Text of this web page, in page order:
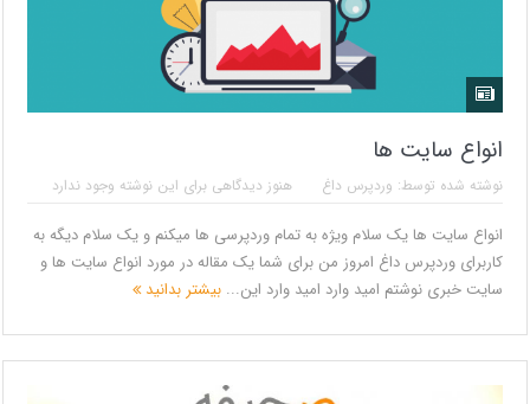
انواع سایت ها
نوشته شده توسط: وردپرس داغ هنوز دیدگاهی برای این نوشته وجود ندارد
انواع سایت ها یک سلام ویژه به تمام وردپرسی ها میکنم و یک سلام دیگه به
کاربرای وردپرس داغ امروز من برای شما یک مقاله در مورد انواع سایت ها و
سایت خبری نوشتم امید وارد امید وارد این... بیشتر بدانید